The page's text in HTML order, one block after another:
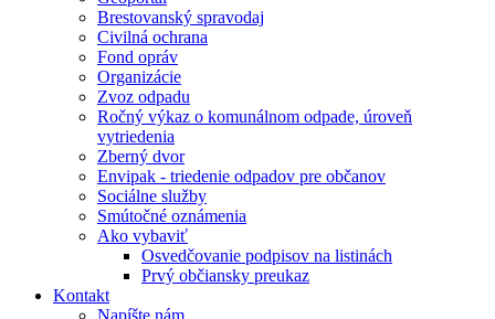
Brestovanský spravodaj
Civilná ochrana
Fond opráv
Organizácie
Zvoz odpadu
Ročný výkaz o komunálnom odpade, úroveň
vytriedenia
Zberný dvor
Envipak - triedenie odpadov pre občanov
Sociálne služby
Smútočné oznámenia
Ako vybaviť
Osvedčovanie podpisov na listinách
Prvý občiansky preukaz
Kontakt
Napíšte nám